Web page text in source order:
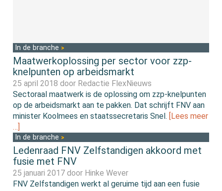
In de branche
Maatwerkoplossing per sector voor zzp-
knelpunten op arbeidsmarkt
25 april 2018 door Redactie FlexNieuws
Sectoraal maatwerk is de oplossing om zzp-knelpunten
op de arbeidsmarkt aan te pakken. Dat schrijft FNV aan
minister Koolmees en staatssecretaris Snel.
[Lees meer
…]
In de branche
Ledenraad FNV Zelfstandigen akkoord met
fusie met FNV
25 januari 2017 door Hinke Wever
FNV Zelfstandigen werkt al geruime tijd aan een fusie